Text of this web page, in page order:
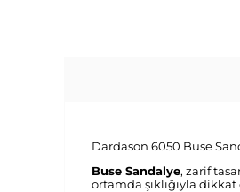
Dardason 6050 Buse
Buse Sandalye, zarif
ortamda şıklığıyla